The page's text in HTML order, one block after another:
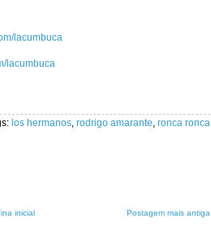
lacumbuca
lacumbuca
los hermanos, rodrigo amarante, ronca ronca
Postagem mais antiga
inicial